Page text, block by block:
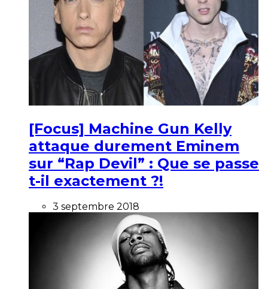
[Focus] Machine Gun Kelly
attaque durement Eminem
sur “Rap Devil” : Que se passe
t-il exactement ?!
3 septembre 2018